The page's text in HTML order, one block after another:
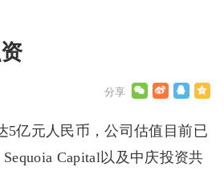
5亿元人民币，公司估值目前已
Capital以及中庆投资共